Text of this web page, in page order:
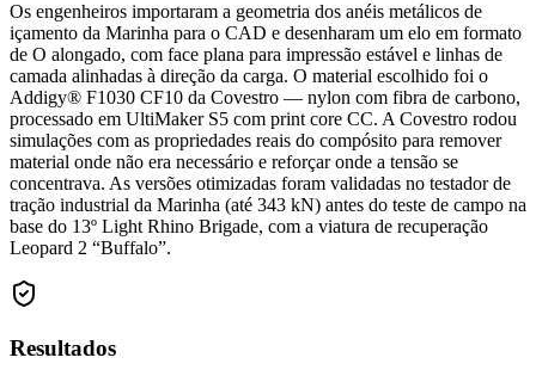
Os engenheiros importaram a geometria dos anéis metálicos de
içamento da Marinha para o CAD e desenharam um elo em formato
de O alongado, com face plana para impressão estável e linhas de
camada alinhadas à direção da carga. O material escolhido foi o
Addigy® F1030 CF10 da Covestro — nylon com fibra de carbono,
processado em UltiMaker S5 com print core CC. A Covestro rodou
simulações com as propriedades reais do compósito para remover
material onde não era necessário e reforçar onde a tensão se
concentrava. As versões otimizadas foram validadas no testador de
tração industrial da Marinha (até 343 kN) antes do teste de campo na
base do 13º Light Rhino Brigade, com a viatura de recuperação
Leopard 2 “Buffalo”.
Resultados